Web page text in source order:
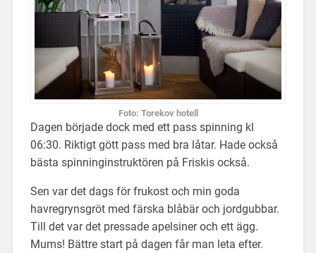
Foto: Torekov hotell
Dagen började dock med ett pass spinning kl
06:30. Riktigt gött pass med bra låtar. Hade också
bästa spinninginstruktören på Friskis också.
Sen var det dags för frukost och min goda
havregrynsgröt med färska blåbär och jordgubbar.
Till det var det pressade apelsiner och ett ägg.
Mums! Bättre start på dagen får man leta efter.